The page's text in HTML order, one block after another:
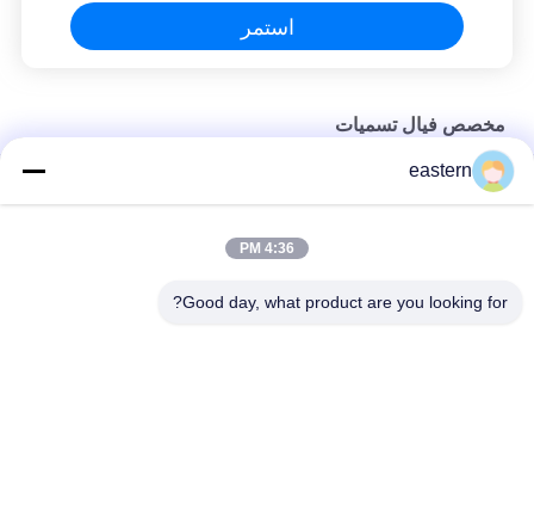
استمر
مخصص فيال تسميات
ملصقات زجاجات سس 250 10 مل
ملصقات مطبوعة حسب الطلب ملصقات شخصية لزجاجات 10 مل
بشعار ذهبي
eastern
4:36 PM
Good day, what product are you looking for?